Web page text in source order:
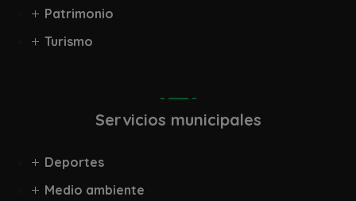
Patrimonio
Turismo
Servicios municipales
Deportes
Medio ambiente